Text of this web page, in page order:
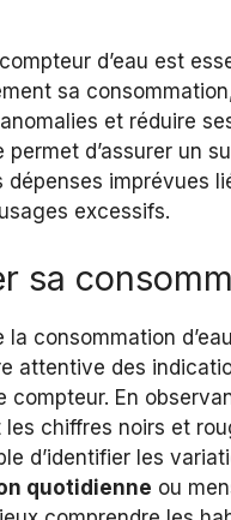
d’eau est
sa
et réduire
permet d’assurer un
dépenses imprévues
excessifs.
sa
la consommation
attentive des
compteur. En
les chiffres noirs et
d’identifier les
quotidienne ou